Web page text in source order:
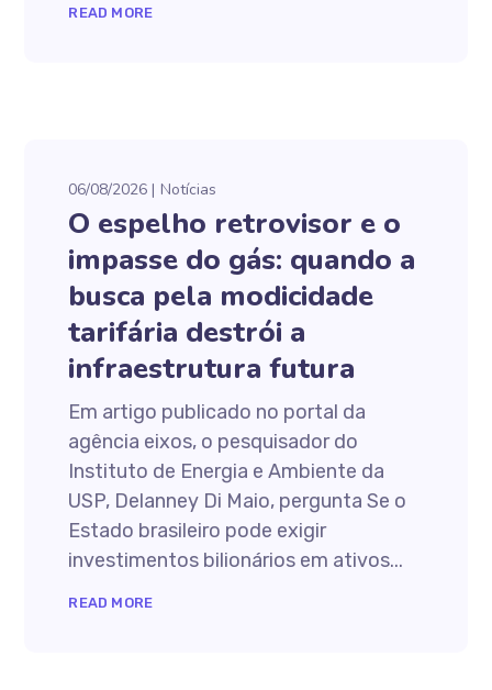
READ MORE
06/08/2026 Notícias
O espelho retrovisor e o
impasse do gás: quando a
busca pela modicidade
tarifária destrói a
infraestrutura futura
Em artigo publicado no portal da
agência eixos, o pesquisador do
Instituto de Energia e Ambiente da
USP, Delanney Di Maio, pergunta Se o
Estado brasileiro pode exigir
investimentos bilionários em ativos...
READ MORE